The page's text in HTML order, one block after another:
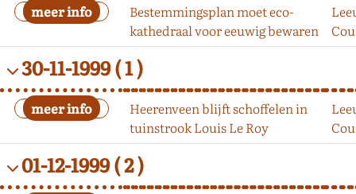
Bestemmingsplan moet eco-
kathedraal voor eeuwig bewaren
30-11-1999( 1 )
Heerenveen blijft schoffelen in
tuinstrook Louis Le Roy
01-12-1999( 2 )